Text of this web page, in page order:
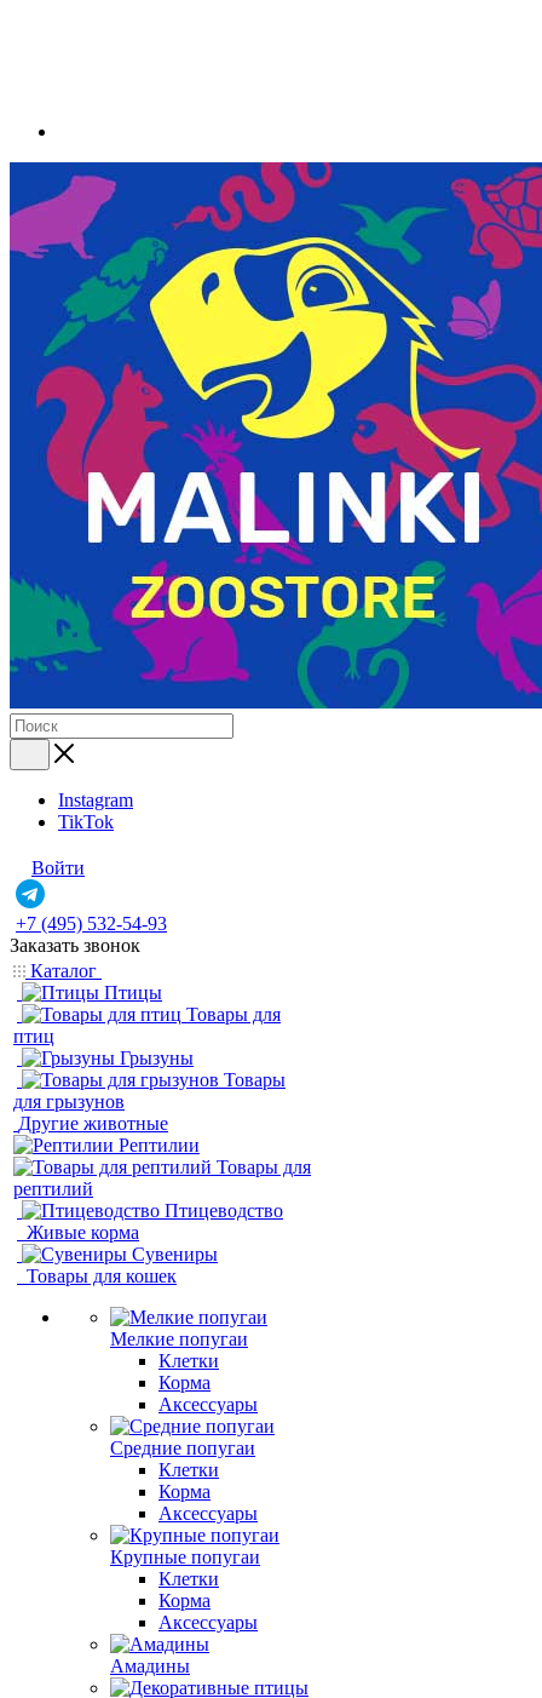
Instagram
TikTok
Войти
+7 (495) 532-54-93
Заказать звонок
Каталог
Птицы
Товары для
птиц
Грызуны
Товары
для грызунов
Другие животные
Рептилии
Товары для
рептилий
Птицеводство
Живые корма
Сувениры
Товары для кошек
Мелкие попугаи
Клетки
Корма
Аксессуары
Средние попугаи
Клетки
Корма
Аксессуары
Крупные попугаи
Клетки
Корма
Аксессуары
Амадины